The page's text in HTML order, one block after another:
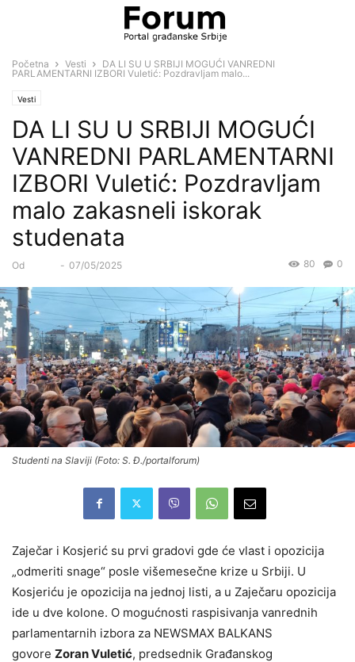
Početna Vesti
DA LI SU U SRBIJI MOGUĆI VANREDNI
PARLAMENTARNI IZBORI Vuletić: Pozdravljam malo...
Vesti
DA LI SU U SRBIJI MOGUĆI
VANREDNI PARLAMENTARNI
IZBORI Vuletić: Pozdravljam
malo zakasneli iskorak
studenata
Od - 07/05/2025 0
80
Studenti na Slaviji (Foto: S. Đ./portalforum)
Zaječar i Kosjerić su prvi gradovi gde će vlast i opozicija
„odmeriti snage“ posle višemesečne krize u Srbiji. U
Kosjeriću je opozicija na jednoj listi, a u Zaječaru opozicija
ide u dve kolone. O mogućnosti raspisivanja vanrednih
parlamentarnih izbora za NEWSMAX BALKANS
govore Zoran Vuletić, predsednik Građanskog